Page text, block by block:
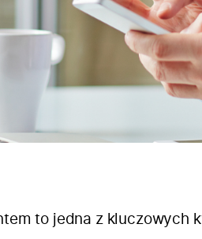
to jedna z kluczowych